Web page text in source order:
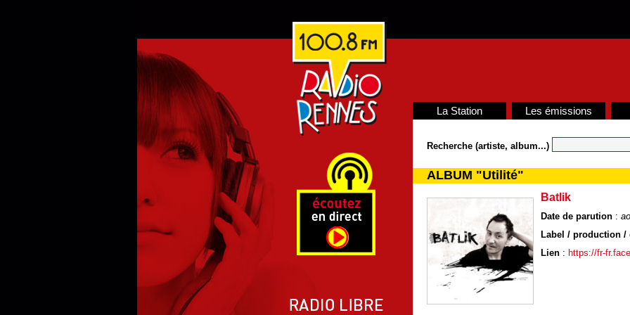
La Station Les émissions
Recherche (artiste, album...)
ALBUM "Utilité"
Batlik
Date de parution:
Label / production
Lien: https://fr-